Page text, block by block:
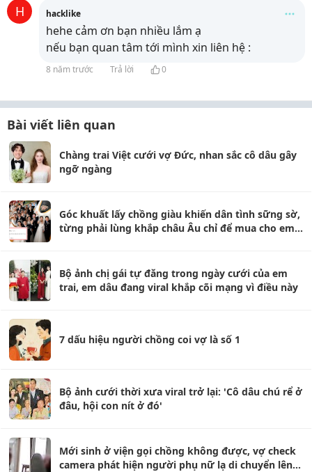
H hacklike
hehe cảm ơn bạn nhiều lắm ạ
nếu bạn quan tâm tới mình xin liên hệ :
8 năm trước Trả lời 0
Bài viết liên quan
Chàng trai Việt cưới vợ Đức, nhan sắc cô dâu gây
ngỡ ngàng
Góc khuất lấy chồng giàu khiến dân tình sững sờ,
từng phải lùng khắp châu Âu chỉ để mua cho em
Bộ ảnh chị gái tự đăng trong ngày cưới của em
trai, em dâu đang viral khắp cõi mạng vì điều này
7 dấu hiệu người chồng coi vợ là số 1
Bộ ảnh cưới thời xưa viral trở lại: 'Cô dâu chú rể ở
đâu, hội con nít ở đó'
Mới sinh ở viện gọi chồng không được, vợ check
camera phát hiện người phụ nữ lạ di chuyển lên